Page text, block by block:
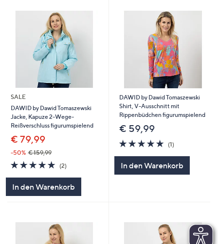
SALE
DAWID by Dawid Tomaszewski
Jacke, Kapuze 2-Wege-
Reißverschluss figurumspielend
€ 79,99
-50% € 159,99
5.0
von
(2)2
In den Warenkorb
DAWID by Dawid Tomaszewski
Shirt, V-Ausschnitt mit
Rippenbüdchen figurumspielend
€ 59,99
5.0
von
(1)
In den Warenkorb